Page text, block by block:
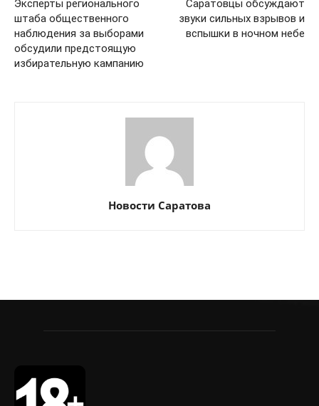
Эксперты регионального
штаба общественного
наблюдения за выборами
обсудили предстоящую
избирательную кампанию
Саратовцы обсуждают
звуки сильных взрывов и
вспышки в ночном небе
Новости Саратова